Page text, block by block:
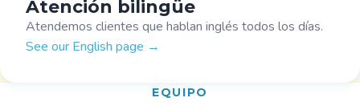
Atención bilingüe
Atendemos clientes que hablan inglés todos los días.
See our English page →
EQUIPO